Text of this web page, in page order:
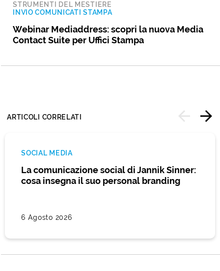
STRUMENTI DEL MESTIERE
INVIO COMUNICATI STAMPA
Webinar Mediaddress: scopri la nuova Media
Contact Suite per Uffici Stampa
ARTICOLI CORRELATI
SOCIAL MEDIA
La comunicazione social di Jannik Sinner:
cosa insegna il suo personal branding
6 Agosto 2026